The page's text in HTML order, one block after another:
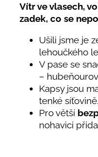
Vítr ve vlasech,
zadek, co se
Ušili jsme je
lehoučkého
V pase se
–
Kapsy jsou
tenké síťovině.
Pro větší
nohavici